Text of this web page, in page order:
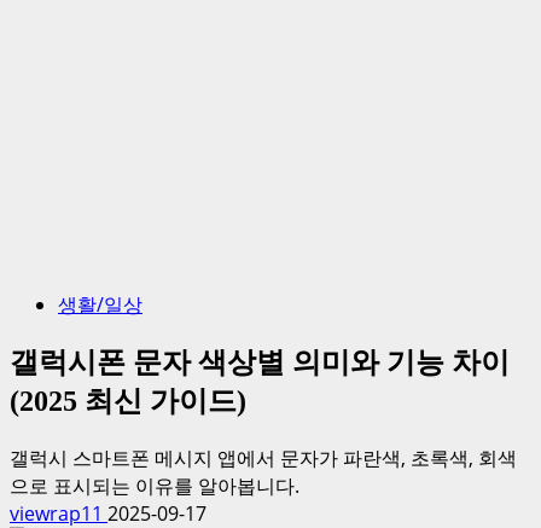
생활/일상
갤럭시폰 문자 색상별 의미와 기능 차이
(2025 최신 가이드)
갤럭시 스마트폰 메시지 앱에서 문자가 파란색, 초록색, 회색
으로 표시되는 이유를 알아봅니다.
viewrap11 2025-09-17